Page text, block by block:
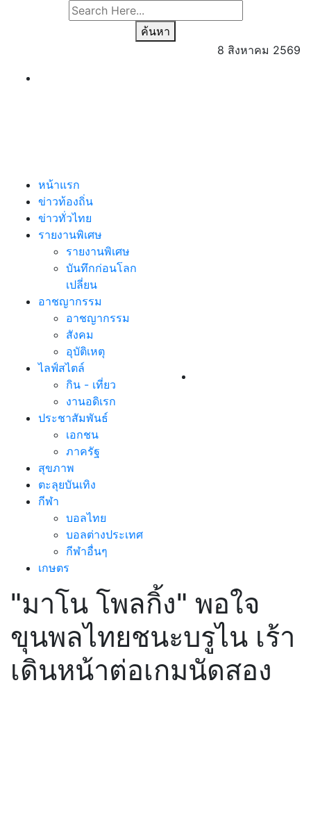
ค้นหา
8 สิงหาคม 2569
หน้าแรก
ข่าวท้องถิ่น
ข่าวทั่วไทย
รายงานพิเศษ
รายงานพิเศษ
บันทึกก่อนโลก
เปลี่ยน
อาชญากรรม
อาชญากรรม
สังคม
อุบัติเหตุ
ไลฟ์สไตล์
กิน - เที่ยว
งานอดิเรก
ประชาสัมพันธ์
เอกชน
ภาครัฐ
สุขภาพ
ตะลุยบันเทิง
กีฬา
บอลไทย
บอลต่างประเทศ
กีฬาอื่นๆ
เกษตร
"มาโน โพลกิ้ง" พอใจ
ขุนพลไทยชนะบรูไน เร้า
เดินหน้าต่อเกมนัดสอง